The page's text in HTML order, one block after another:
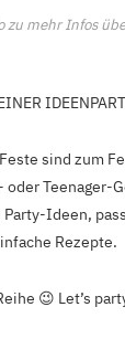
zu mehr Infos
sind zum
oder Teenager-
Ideen,
Rezepte.
😉 Let’s